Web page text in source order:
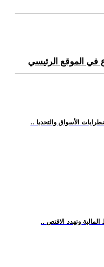
في الموقع الرئيسي
الأسواق والتحديا
وتهدد الاقتص